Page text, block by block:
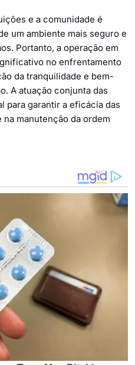
e a comunidade é
um ambiente mais seguro e
Portanto, a operação em
no enfrentamento
da tranquilidade e bem-
A atuação conjunta das
para garantir a eficácia das
manutenção da ordem